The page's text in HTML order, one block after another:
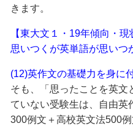
きます。
【東大文１・19年傾向・
思いつくが英単語が思いつ
(12)英作文の基礎力を身に
そも、「思ったことを英文
ていない受験生は、自由英
300例文＋高校英文法500